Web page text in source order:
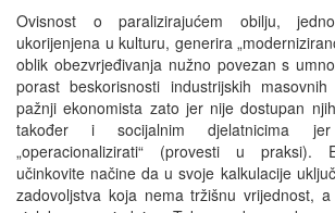
Ovisnost o paralizirajućem obilju,
ukorijenjena u kulturu, generira
oblik obezvrjeđivanja nužno povezan s
porast beskorisnosti industrijskih
pažnji ekonomista zato jer nije dostupan
također i socijalnim djelatnicima
„operacionalizirati“ (provesti u praksi).
učinkovite načine da u svoje kalkulacije
zadovoljstva koja nema tržišnu vrijednost,